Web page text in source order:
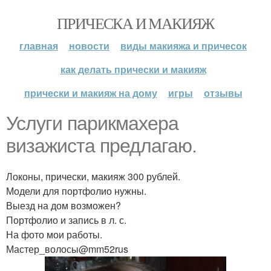
ПРИЧЕСКА И МАКИЯЖ
главная новости
виды макияжа и причесок
как делать прически и макияж
прически и макияж на дому
игры отзывы
Услуги парикмахера
визажиста предлагаю.
Локоны, прически, макияж 300 рублей.
Модели для портфолио нужны.
Выезд на дом возможен?
Портфолио и запись в л. с.
На фото мои работы.
Мастер_волосы@mm52rus